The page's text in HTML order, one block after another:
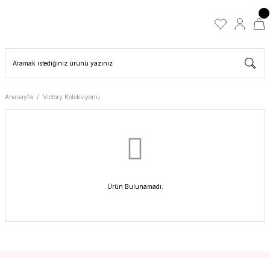
Anasayfa Victory Koleksiyonu
Ürün Bulunamadı.